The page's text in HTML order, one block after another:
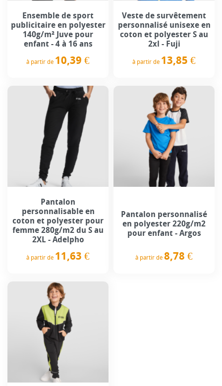
Ensemble de sport
publicitaire en polyester
140g/m² Juve pour
enfant - 4 à 16 ans
à partir de 10,39 €
Veste de survêtement
personnalisé unisexe en
coton et polyester S au
2xl - Fuji
à partir de 13,85 €
Pantalon
personnalisable en
coton et polyester pour
femme 280g/m2 du S au
2XL - Adelpho
à partir de 11,63 €
Pantalon personnalisé
en polyester 220g/m2
pour enfant - Argos
à partir de 8,78 €